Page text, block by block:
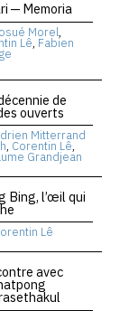
— Memoria
Morel,
Lê, Fabien
de
ouverts
Mitterrand
, Corentin Lê,
Grandjean
Bing, l’œil qui
Lê
avec